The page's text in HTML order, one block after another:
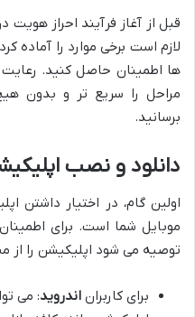
قبل از آغاز فرآیند احراز
لازم است برخی موارد را
ها اطمینان حاصل کنید.
مراحل را سریع تر و بدون
برسانید.
دانلود و نصب
اولین گام، در اختیار داشتن
موبایل شما است. برای
توصیه می شود اپلیکیشن را از
برای کاربران اندروید: می